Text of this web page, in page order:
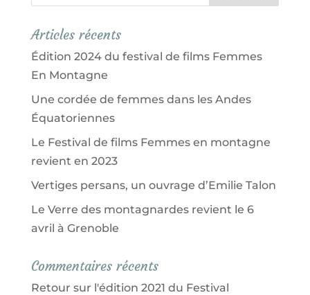
Articles récents
Édition 2024 du festival de films Femmes
En Montagne
Une cordée de femmes dans les Andes
Équatoriennes
Le Festival de films Femmes en montagne
revient en 2023
Vertiges persans, un ouvrage d’Emilie Talon
Le Verre des montagnardes revient le 6
avril à Grenoble
Commentaires récents
Retour sur l'édition 2021 du Festival